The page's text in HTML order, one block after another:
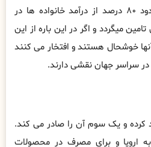
می کنند. در حال حاضر حدود ۸۰ درصد از درآمد خانواده ها در
میگردد و اگر در این باره از این
خوشحال هستند و افتخار می کنند
در سراسر جهان نقشی دارند.
کرده و یک سوم آن را صادر می کند.
اروپا و برای مصرف در محصولات